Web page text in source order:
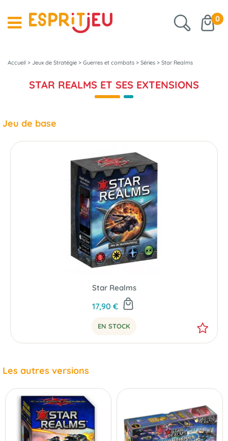
0
Accueil > Jeux de Stratégie > Guerres et combats > Séries > Star Realms
STAR REALMS ET SES EXTENSIONS
Jeu de base
Star Realms
17,90 €
EN STOCK
Les autres versions